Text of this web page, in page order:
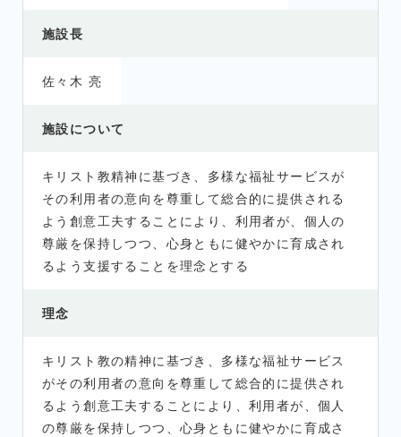
施設長
佐々木 亮
施設について
キリスト教精神に基づき、多様な福祉サービスが
その利用者の意向を尊重して総合的に提供される
よう創意工夫することにより、利用者が、個人の
尊厳を保持しつつ、心身ともに健やかに育成され
るよう支援することを理念とする
理念
キリスト教の精神に基づき、多様な福祉サービス
がその利用者の意向を尊重して総合的に提供され
るよう創意工夫することにより、利用者が、個人
の尊厳を保持しつつ、心身ともに健やかに育成さ